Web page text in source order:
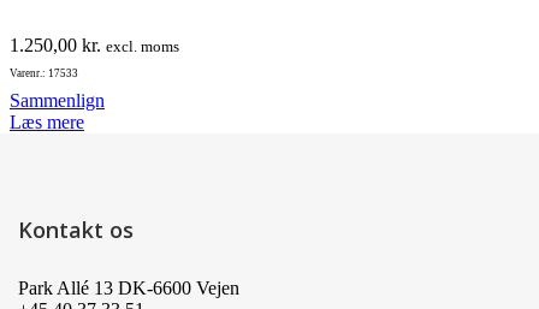
1.250,00 kr. excl. moms
Varenr.: 17533
Sammenlign
Læs mere
Kontakt os
Park Allé 13 DK-6600 Vejen